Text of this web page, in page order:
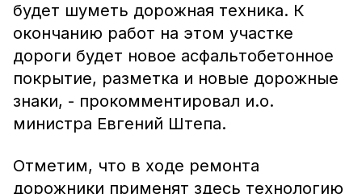
будет шуметь дорожная техника. К
окончанию работ на этом участке
дороги будет новое асфальтобетонное
покрытие, разметка и новые дорожные
знаки, - прокомментировал и.о.
министра Евгений Штепа.
Отметим, что в ходе ремонта
дорожники применят здесь технологию